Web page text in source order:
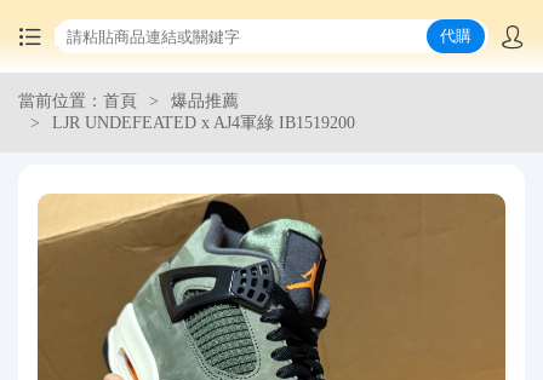
首頁
集運服務
代購
當前位置：首頁
爆品推薦
LJR UNDEFEATED x AJ4軍綠 IB1519200